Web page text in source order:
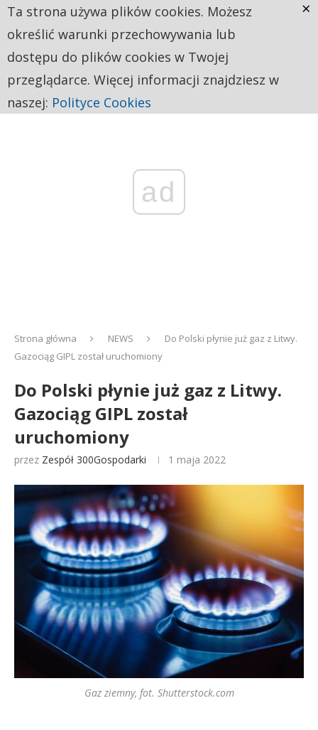
ad
Strona główna NEWS
Do Polski płynie już gaz z Litwy.
Gazociąg GIPL został uruchomiony
Do Polski płynie już gaz z Litwy.
Gazociąg GIPL został
uruchomiony
przez Zespół 300Gospodarki 1 maja 2022
Gaz ziemny, fot. Shutterstock.com
Ta strona używa plików cookies. Możesz
określić warunki przechowywania lub
dostępu do plików cookies w Twojej
przeglądarce. Więcej informacji znajdziesz w
naszej: Polityce Cookies
×